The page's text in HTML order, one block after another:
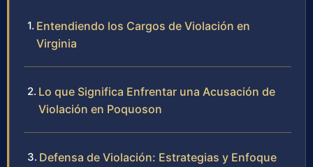
Entendiendo los Cargos de Violación en
Virginia
Lo que Significa Enfrentar una Acusación de
Violación en Poquoson
Defensa de Violación: Estrategias y Enfoque